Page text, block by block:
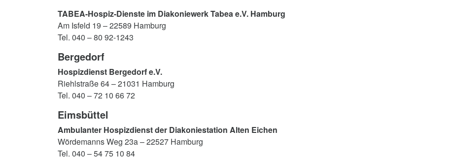
TABEA-Hospiz-Dienste im Diakoniewerk Tabea e.V. Hamburg
Am Isfeld 19 – 22589 Hamburg
Tel. 040 – 80 92-1243
Bergedorf
Hospizdienst Bergedorf e.V.
Riehlstraße 64 – 21031 Hamburg
Tel. 040 – 72 10 66 72
Eimsbüttel
Ambulanter Hospizdienst der Diakoniestation Alten Eichen
Wördemanns Weg 23a – 22527 Hamburg
Tel. 040 – 54 75 10 84